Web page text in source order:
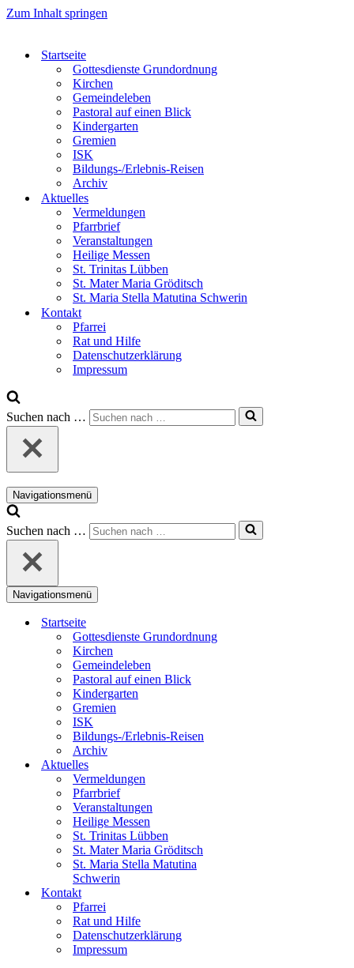
Zum Inhalt springen
Startseite
Gottesdienste Grundordnung
Kirchen
Gemeindeleben
Pastoral auf einen Blick
Kindergarten
Gremien
ISK
Bildungs-/Erlebnis-Reisen
Archiv
Aktuelles
Vermeldungen
Pfarrbrief
Veranstaltungen
Heilige Messen
St. Trinitas Lübben
St. Mater Maria Gröditsch
St. Maria Stella Matutina Schwerin
Kontakt
Pfarrei
Rat und Hilfe
Datenschutzerklärung
Impressum
Suchen nach …
Navigationsmenü
Suchen nach …
Navigationsmenü
Startseite
Gottesdienste Grundordnung
Kirchen
Gemeindeleben
Pastoral auf einen Blick
Kindergarten
Gremien
ISK
Bildungs-/Erlebnis-Reisen
Archiv
Aktuelles
Vermeldungen
Pfarrbrief
Veranstaltungen
Heilige Messen
St. Trinitas Lübben
St. Mater Maria Gröditsch
St. Maria Stella Matutina
Schwerin
Kontakt
Pfarrei
Rat und Hilfe
Datenschutzerklärung
Impressum